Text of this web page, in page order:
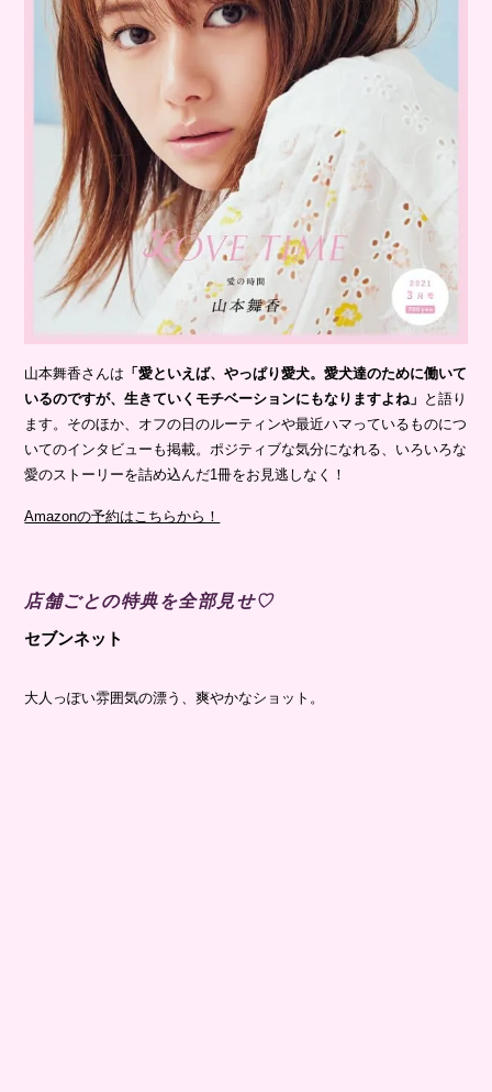
山本舞香さんは 「愛といえば、やっぱり愛犬。愛犬達のために働いて
いるのですが、生きていくモチベーションにもなりますよね」 と語り
ます。そのほか、オフの日のルーティンや最近ハマっているものにつ
いてのインタビューも掲載。ポジティブな気分になれる、いろいろな
愛のストーリーを詰め込んだ1冊をお見逃しなく！
Amazonの予約はこちらから！
店舗ごとの特典を全部見せ♡
セブンネット
大人っぽい雰囲気の漂う、爽やかなショット。